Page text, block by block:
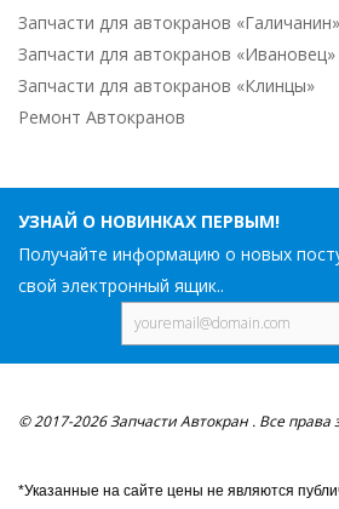
Запчасти для автокранов «Галичанин»
Запчасти для автокранов «Ивановец»
Запчасти для автокранов «Клинцы»
Ремонт Автокранов
УЗНАЙ О НОВИНКАХ ПЕРВЫМ!
Получайте информацию о новых
свой электронный ящик..
© 2017-2026 Запчасти Автокран . Все
*Указанные на сайте цены не являются